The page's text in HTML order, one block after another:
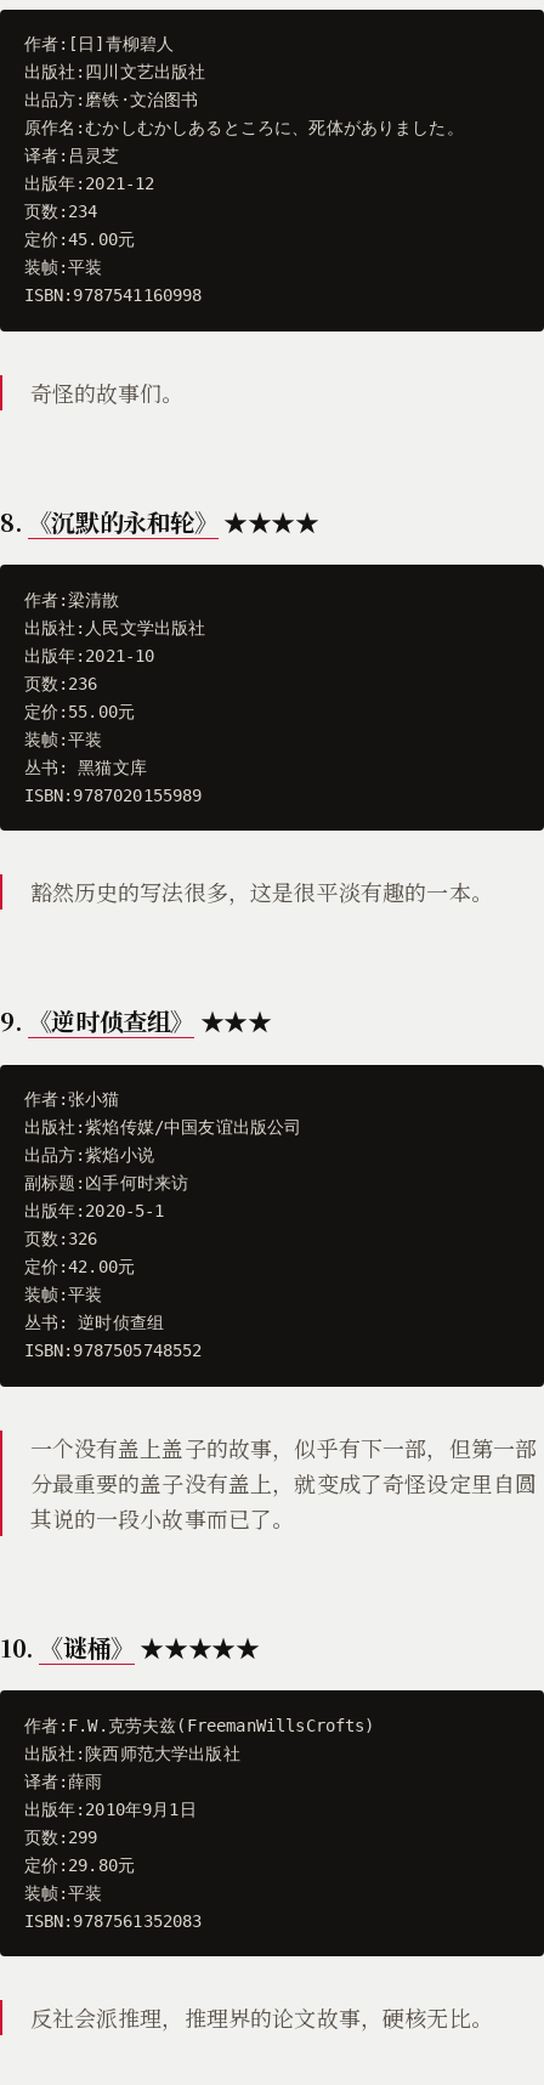
作者:[ 日 ] 青柳碧人
出版社 : 四川文艺出版社
出品方: 磨铁 ·文治图书
原作名 :むかしむかしあるところに 、死体がありました 。
译者: 吕灵芝
出版年: 2021 -12
页数 : 234
定价 :45.00元
装帧:平装
ISBN: 9787541160998
奇怪的故事们。
8. 《沉默的永和轮》 ★★★★
作者:梁清散
出版社 : 人民文学出版社
出版年: 2021 -10
页数 : 236
定价 : 55.00元
装帧:平装
丛书 :
黑猫文库
ISBN: 9787020155989
豁然历史的写法很多，这是很平淡有趣的一本。
9. 《逆时侦查组》 ★★★
作者:张小猫
出版社 :紫焰传媒/中国友谊出版公司
出品方:紫焰小说
副标题 : 凶手何时来访
出版年: 2020-5-1
页数 : 326
定价 :42.00元
装帧:平装
丛书 :
逆时侦查组
ISBN: 9787505748552
一个没有盖上盖子的故事，似乎有下一部，但第一部
分最重要的盖子没有盖上，就变成了奇怪设定里自圆
其说的一段小故事而已了。
10. 《谜桶》 ★★★★★
作者: F.W. 克劳夫兹( FreemanWillsCrofts)
出版社 :陕西师范大学出版社
译者:薛雨
出版年: 2010年9月1日
页数 : 299
定价 : 29.80元
装帧:平装
ISBN: 9787561352083
反社会派推理，推理界的论文故事，硬核无比。